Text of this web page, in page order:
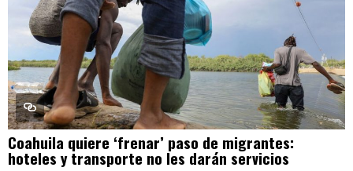
Coahuila quiere ‘frenar’ paso de migrantes:
hoteles y transporte no les darán servicios